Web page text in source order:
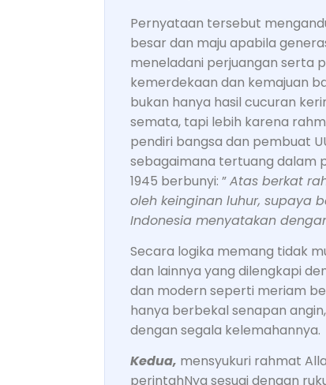
Pernyataan tersebut
besar dan maju apabila
meneladani perjuangan serta
kemerdekaan dan kemajuan
bukan hanya hasil cucuran
semata, tapi lebih karena
pendiri bangsa dan pembuat
sebagaimana tertuang dalam
1945 berbunyi: ”Atas berkat
oleh keinginan luhur, supaya
Indonesia menyatakan
Secara logika memang tidak
dan lainnya yang dilengkapi
dan modern seperti meriam
hanya berbekal senapan
dengan segala kelemahannya.
Kedua, mensyukuri rahmat
perintahNya sesuai dengan